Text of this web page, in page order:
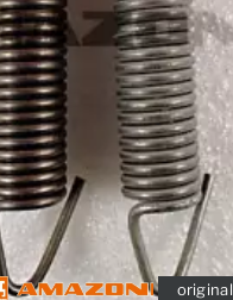
original